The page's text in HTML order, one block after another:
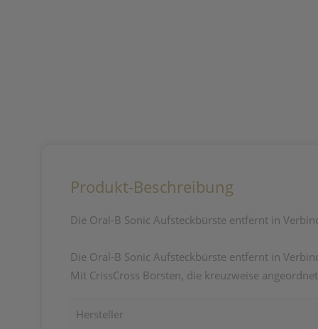
Produkt-Beschreibung
Die Oral-B Sonic Aufsteckbürste entfernt in
Die Oral-B Sonic Aufsteckbürste entfernt in
Mit CrissCross Borsten, die kreuzweise
Hersteller